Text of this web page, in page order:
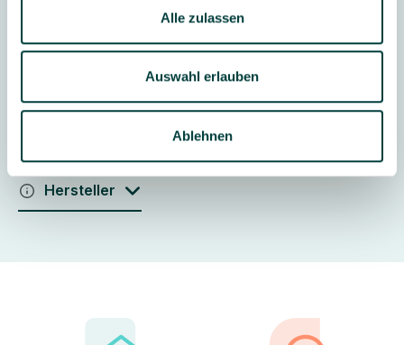
Alle zulassen
Auswahl erlauben
Ablehnen
Download Produktdatenblatt
Download Sicherheitsdatenblatt
Hersteller